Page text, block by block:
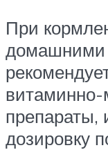
При
препараты,
дозировку